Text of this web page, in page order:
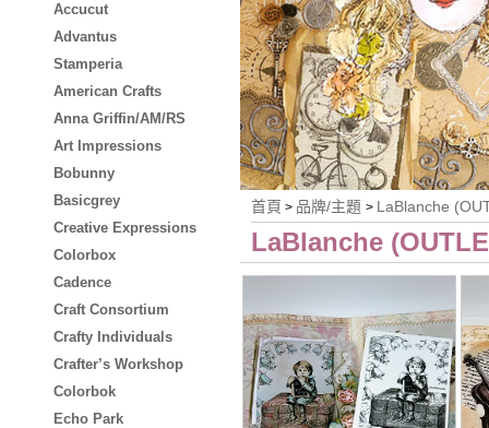
Accucut
Advantus
Stamperia
American Crafts
Anna Griffin/AM/RS
Art Impressions
Bobunny
Basicgrey
Creative Expressions
Colorbox
Cadence
Craft Consortium
Crafty Individuals
Crafter’s Workshop
Colorbok
Echo Park
首頁 > 品牌/主題 > LaBlanche
LaBlanche